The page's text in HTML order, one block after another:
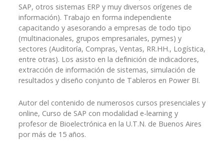
SAP, otros sistemas ERP y muy diversos orígenes de
información). Trabajo en forma independiente
capacitando y asesorando a empresas de todo tipo
(multinacionales, grupos empresariales, pymes) y
sectores (Auditoría, Compras, Ventas, RR.HH., Logística,
entre otras). Los asisto en la definición de indicadores,
extracción de información de sistemas, simulación de
resultados y diseño conjunto de Tableros en Power BI.
Autor del contenido de numerosos cursos presenciales y
online, Curso de SAP con modalidad e-learning y
profesor de Bioelectrónica en la U.T.N. de Buenos Aires
por más de 15 años.